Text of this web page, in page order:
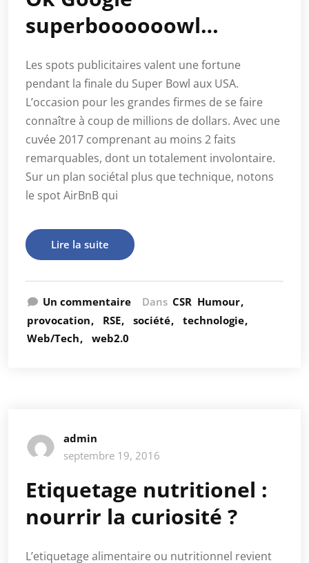
superboooooowl…
Les spots publicitaires valent une fortune
pendant la finale du Super Bowl aux USA.
L’occasion pour les grandes firmes de se faire
connaître à coup de millions de dollars. Avec une
cuvée 2017 comprenant au moins 2 faits
remarquables, dont un totalement involontaire.
Sur un plan sociétal plus que technique, notons
le spot AirBnB qui
Lire la suite
Un commentaire Dans CSR Humour
provocation
RSE société
technologie
Web/Tech
web2.0
admin
septembre 19, 2016
Etiquetage nutritionel :
nourrir la curiosité ?
L’etiquetage alimentaire ou nutritionnel revient